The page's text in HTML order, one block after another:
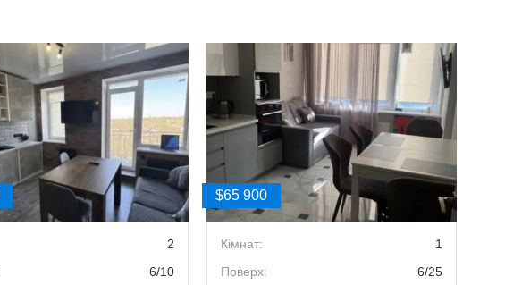
2
6/10
$65 900
Кімнат:
1
Поверх:
6/25